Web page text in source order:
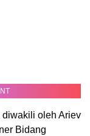
oleh Ariev
Bidang